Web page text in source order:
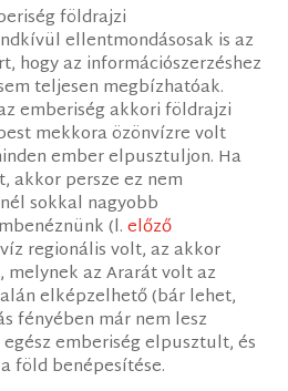
földrajzi
ellentmondásosak is az
hogy az információszerzéshez
teljesen megbízhatóak.
emberiség akkori földrajzi
mekkora özönvízre volt
ember elpusztuljon. Ha
akkor persze ez nem
sokkal nagyobb
(l.előző
regionális volt, az akkor
az Ararát volt az
elképzelhető (bár lehet,
fényében már nem lesz
emberiség elpusztult, és
föld benépesítése.